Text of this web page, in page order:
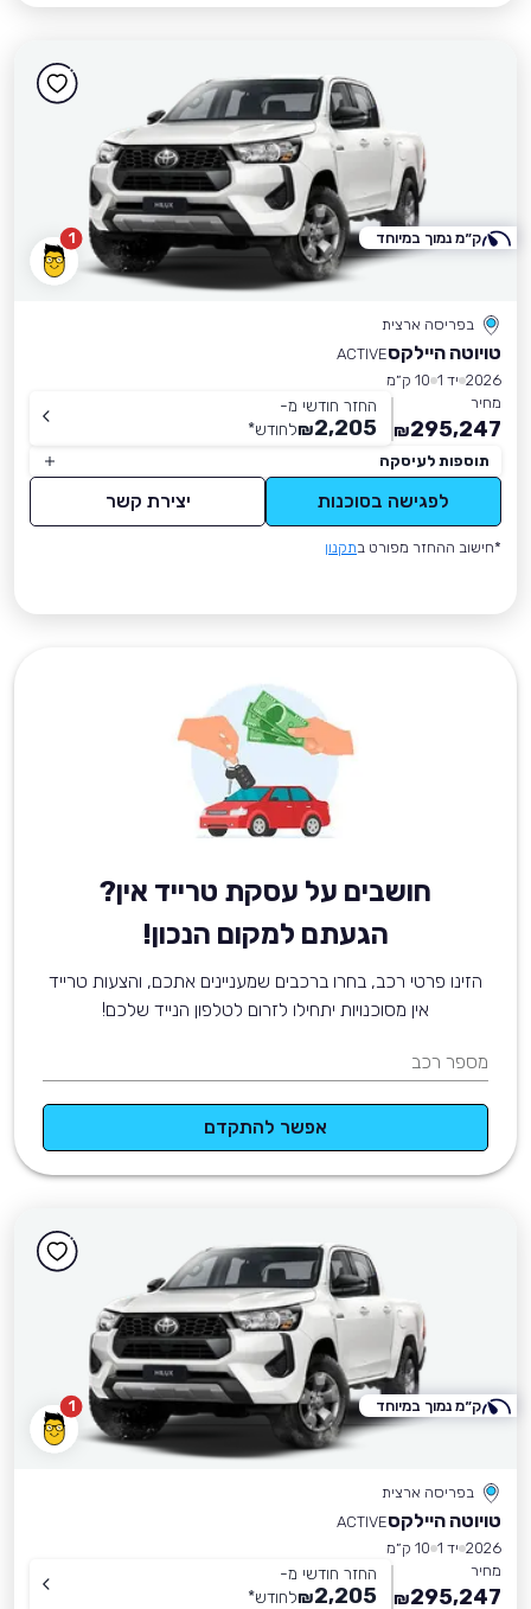
1
בפריסה ארצית
טויוטה היילקסACTIVE
2026 יד 1
10 ק״מ
מחיר
295,247
₪
החזר חודשי מ-
2,205
₪לחודש*
תוספות לעיסקה
לפגישה בסוכנות יצירת קשר
*חישוב ההחזר מפורט בתקנון
ק״מ נמוך במיוחד
חושבים על עסקת טרייד אין?
הגעתם למקום הנכון!
הזינו פרטי רכב, בחרו ברכבים שמעניינים אתכם, והצעות טרייד
אין מסוכנויות יתחילו לזרום לטלפון הנייד שלכם!
מספר רכב
אפשר להתקדם
1
בפריסה ארצית
טויוטה היילקסACTIVE
2026 יד 1
10 ק״מ
מחיר
295,247
₪
החזר חודשי מ-
2,205
₪לחודש*
ק״מ נמוך במיוחד